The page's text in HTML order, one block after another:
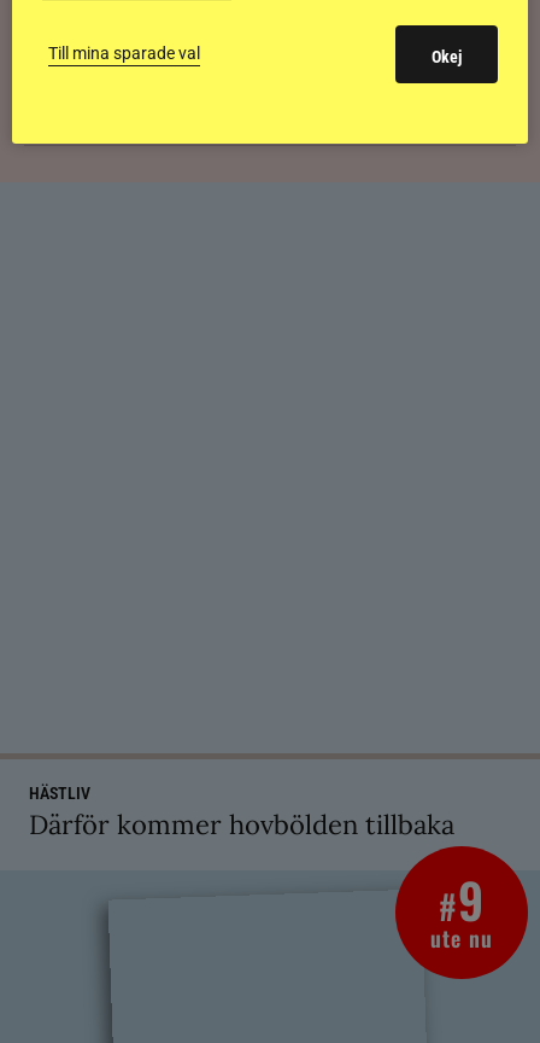
Svensk bakom världens högst bedömda
HÄSTLIV
Därför kommer hovbölden tillbaka
#9
ute nu
Till mina sparade val Okej